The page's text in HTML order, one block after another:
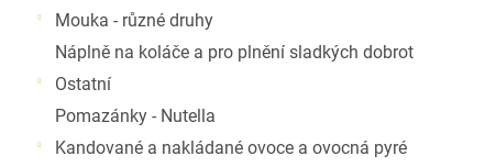
Mouka - různé druhy
Náplně na koláče a pro plnění sladkých dobrot
Ostatní
Pomazánky - Nutella
Kandované a nakládané ovoce a ovocná pyré